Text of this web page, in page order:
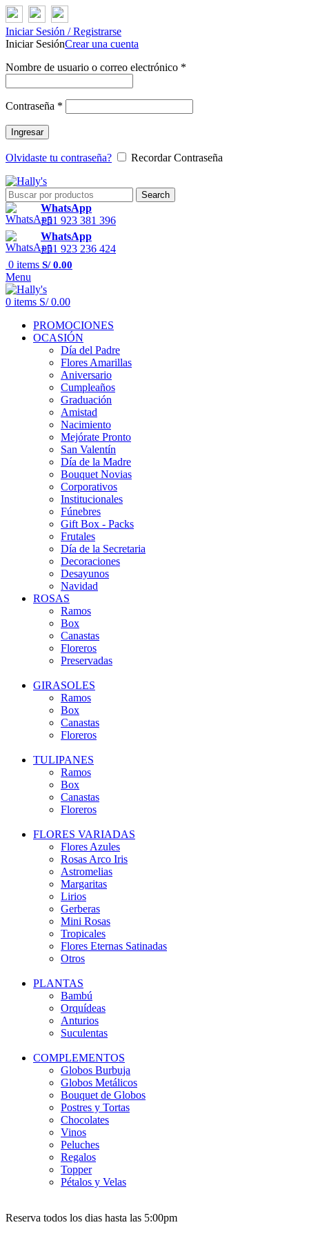
Iniciar Sesión / Registrarse
Iniciar SesiónCrear una cuenta
Nombre de usuario o correo electrónico *
Contraseña *
Ingresar
Olvidaste tu contraseña? Recordar Contraseña
Search
WhatsApp
+51 923 381 396
WhatsApp
+51 923 236 424
0 items S/0.00
Menu
0 items S/0.00
PROMOCIONES
OCASIÓN
Día del Padre
Flores Amarillas
Aniversario
Cumpleaños
Graduación
Amistad
Nacimiento
Mejórate Pronto
San Valentín
Día de la Madre
Bouquet Novias
Corporativos
Institucionales
Fúnebres
Gift Box - Packs
Frutales
Día de la Secretaria
Decoraciones
Desayunos
Navidad
ROSAS
Ramos
Box
Canastas
Floreros
Preservadas
GIRASOLES
Ramos
Box
Canastas
Floreros
TULIPANES
Ramos
Box
Canastas
Floreros
FLORES VARIADAS
Flores Azules
Rosas Arco Iris
Astromelias
Margaritas
Lirios
Gerberas
Mini Rosas
Tropicales
Flores Eternas Satinadas
Otros
PLANTAS
Bambú
Orquídeas
Anturios
Suculentas
COMPLEMENTOS
Globos Burbuja
Globos Metálicos
Bouquet de Globos
Postres y Tortas
Chocolates
Vinos
Peluches
Regalos
Topper
Pétalos y Velas
Reserva todos los dias hasta las 5:00pm